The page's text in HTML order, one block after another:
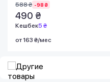
588 ₴ -98 ₴
490 ₴
Кешбек5 ₴
от 163 ₴/мес